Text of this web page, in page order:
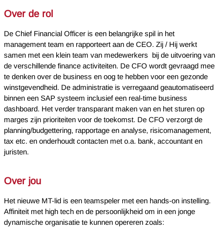
Over de rol
De Chief Financial Officer is een belangrijke spil in het
management team en rapporteert aan de CEO. Zij / Hij werkt
samen met een klein team van medewerkers bij de uitvoering van
de verschillende finance activiteiten. De CFO wordt gevraagd mee
te denken over de business en oog te hebben voor een gezonde
winstgevendheid. De administratie is verregaand geautomatiseerd
binnen een SAP systeem inclusief een real-time business
dashboard. Het verder transparant maken van en het sturen op
marges zijn prioriteiten voor de toekomst. De CFO verzorgt de
planning/budgettering, rapportage en analyse, risicomanagement,
tax etc. en onderhoudt contacten met o.a. bank, accountant en
juristen.
Over jou
Het nieuwe MT-lid is een teamspeler met een hands-on instelling.
Affiniteit met high tech en de persoonlijkheid om in een jonge
dynamische organisatie te kunnen opereren zoals: